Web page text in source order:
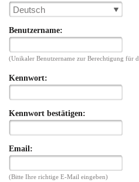
Deutsch
Benutzername:
(Unikaler Benutzername zur Berechtigung für
Kennwort:
Kennwort bestätigen:
Email:
(Bitte Ihre richtige E-Mail eingeben)